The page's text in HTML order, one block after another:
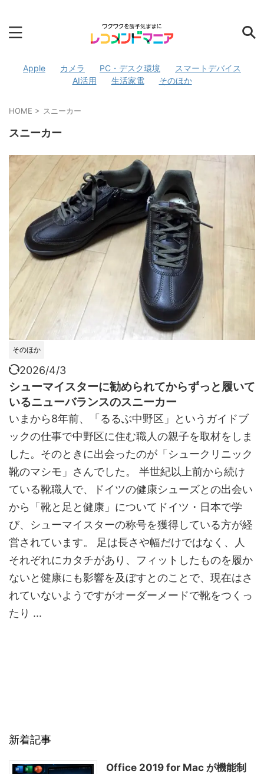
Apple カメラ PC・デスク環境
スマートデバイス
AI活用
生活家電 そのほか
HOME > スニーカー
スニーカー
そのほか
2026/4/3
シューマイスターに勧められてからずっと履いて
いるニューバランスのスニーカー
いまから8年前、「るるぶ中野区」というガイドブ
ックの仕事で中野区に住む職人の親子を取材をしま
した。そのときに出会ったのが「シュークリニック
靴のマシモ」さんでした。 半世紀以上前から続け
ている靴職人で、ドイツの健康シューズとの出会い
から「靴と足と健康」についてドイツ・日本で学
び、シューマイスターの称号を獲得している方が経
営されています。 足は長さや幅だけではなく、人
それぞれにカタチがあり、フィットしたものを履か
ないと健康にも影響を及ぼすとのことで、現在はさ
れていないようですがオーダーメードで靴をつくっ
たり ...
新着記事
Office 2019 for Mac が機能制